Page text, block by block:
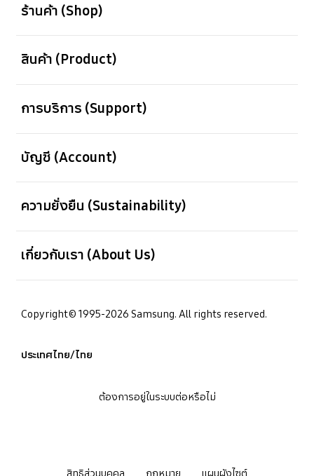
ร้านค้า (Shop)
สินค้า (Product)
การบริการ (Support)
บัญชี (Account)
ความยั่งยืน (Sustainability)
เกี่ยวกับเรา (About Us)
Copyright© 1995-2026 Samsung. All rights reserved.
ประเทศไทย/ไทย
สิทธิส่วนบุคคล กฎหมาย แผนผังไซต์
ต้องการอยู่ในระบบต่อหรือไม่